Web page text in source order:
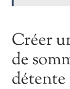
Créer
de